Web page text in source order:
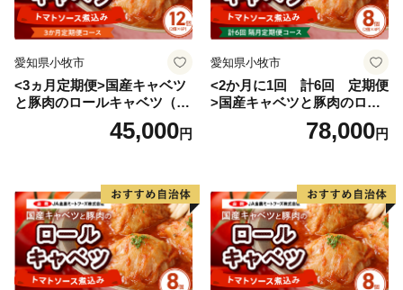
愛知県小牧市
<3ヵ月定期便>国産キャベツ
と豚肉のロールキャベツ（6P
45,000円
愛知県小牧市
<2か月に1回 計6回 定期便
>国産キャベツと豚肉のロー
ルキャベツ（4P入り）
78,000円